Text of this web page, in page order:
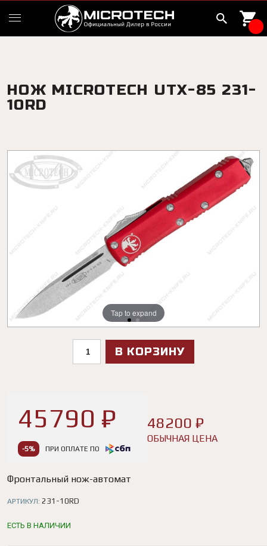
НОЖ MICROTECH UTX-85 231-
10RD
Tap to expand
Tap to expand
В КОРЗИНУ
45790 ₽
-5% ПРИ ОПЛАТЕ ПО
48200 ₽
ОБЫЧНАЯ ЦЕНА
Фронтальный нож-автомат
АРТИКУЛ: 231-10RD
ЕСТЬ В НАЛИЧИИ